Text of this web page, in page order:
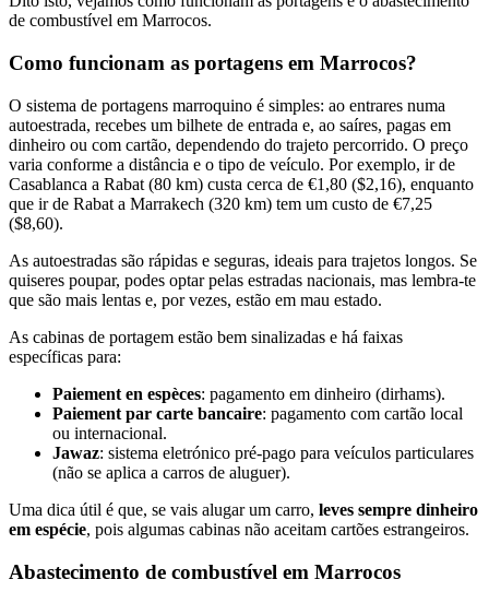
de combustível em Marrocos.
Como funcionam as portagens em Marrocos?
O sistema de portagens marroquino é simples: ao entrares numa
autoestrada, recebes um bilhete de entrada e, ao saíres, pagas em
dinheiro ou com cartão, dependendo do trajeto percorrido. O preço
varia conforme a distância e o tipo de veículo. Por exemplo, ir de
Casablanca a Rabat (80 km) custa cerca de €1,80 ($2,16), enquanto
que ir de Rabat a Marrakech (320 km) tem um custo de €7,25
($8,60).
As autoestradas são rápidas e seguras, ideais para trajetos longos. Se
quiseres poupar, podes optar pelas estradas nacionais, mas lembra-te
que são mais lentas e, por vezes, estão em mau estado.
As cabinas de portagem estão bem sinalizadas e há faixas
específicas para:
Paiement en espèces: pagamento em dinheiro (dirhams).
Paiement par carte bancaire: pagamento com cartão local
ou internacional.
Jawaz: sistema eletrónico pré-pago para veículos particulares
(não se aplica a carros de aluguer).
Uma dica útil é que, se vais alugar um carro, leves sempre dinheiro
em espécie, pois algumas cabinas não aceitam cartões estrangeiros.
Abastecimento de combustível em Marrocos